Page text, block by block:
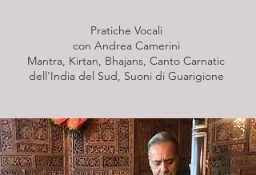
Pratiche Vocali
con Andrea Camerini
Mantra, Kirtan, Bhajans, Canto Carnatic
dell'India del Sud, Suoni di Guarigione